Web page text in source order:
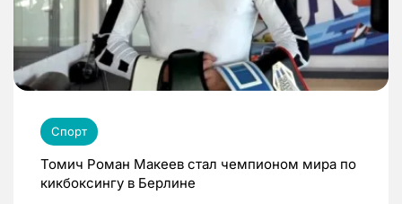
Спорт
Томич Роман Макеев стал чемпионом мира по
кикбоксингу в Берлине